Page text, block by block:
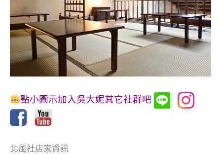
點小圖示加入吳大妮其它社群吧
北風社店家資訊